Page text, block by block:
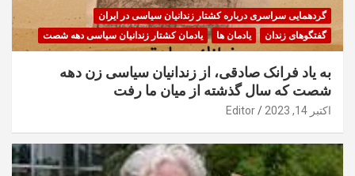
گردهمایی سراسری درباره کشتار زندانیان سیاسی در ایران
گفتگوهای زندان
یادمان ها یادمان کشتار زندانیان سیاسی دهه شصت
به یاد فرانک صادقی، از زندانیان سیاسی زن دهه
شصت که سال گذشته از میان ما رفت
اکتبر 14, 2023 Editor